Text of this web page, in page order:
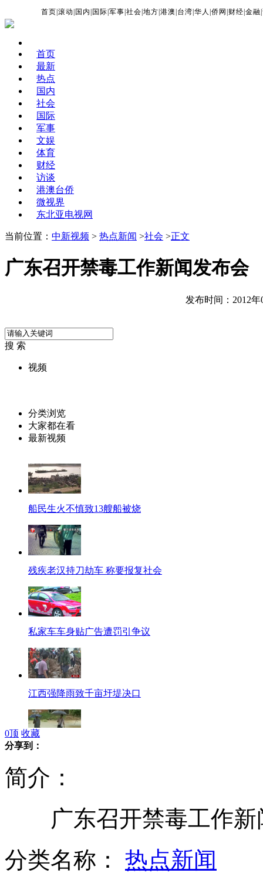
首页 |滚动 国内 国际 |军事 |社会 |地方 |港澳 台湾 |华人 |侨网 财经 |金融 |
首页
最新
热点
国内
社会
国际
军事
文娱
体育
财经
访谈
港澳台侨
微视界
东北亚电视网
当前位置： 中新视频 > 热点新闻 >社会 >正文
广东召开禁毒工作新闻发布会
发布时间：2012年
搜 索
视频
分类浏览
大家都在看
最新视频
船民生火不慎致13艘船被烧
残疾老汉持刀劫车 称要报复社会
私家车车身贴广告遭罚引争议
江西强降雨致千亩圩堤决口
"蜘蛛贼"飞檐走壁被保安擒获
0顶 收藏
分享到：
简介：
广东召开禁毒工作新
分类名称： 热点新闻